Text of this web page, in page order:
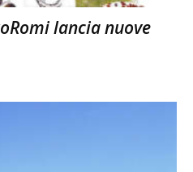
lancia nuove